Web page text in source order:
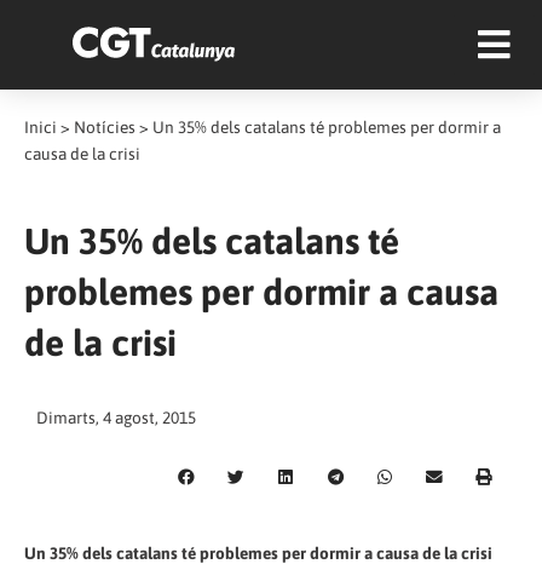
Inici > Notícies > Un 35% dels catalans té problemes per dormir a
causa de la crisi
Un 35% dels catalans té
problemes per dormir a causa
de la crisi
Dimarts, 4 agost, 2015
Un 35% dels catalans té problemes per dormir a causa de la crisi